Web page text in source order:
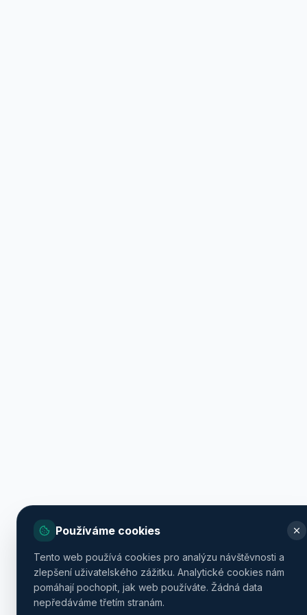
Používáme cookies
Tento web používá cookies pro analýzu návštěvnosti a
zlepšení uživatelského zážitku. Analytické cookies nám
pomáhají pochopit, jak web používáte. Žádná data
nepředáváme třetím stranám.